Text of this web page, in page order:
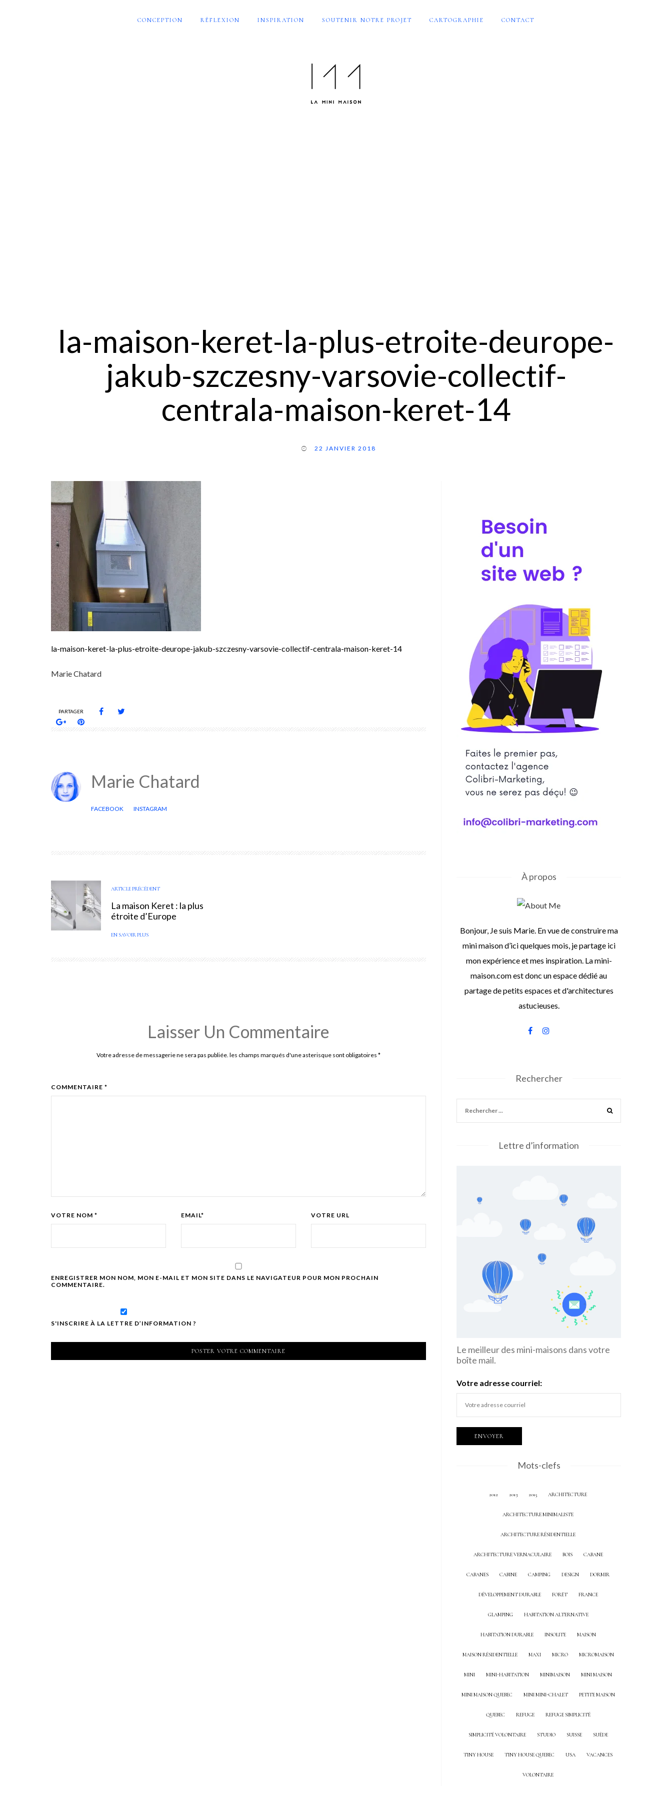
CONCEPTION RÉFLEXION INSPIRATION SOUTENIR NOTRE PROJET CARTOGRAPHIE CONTACT
la-maison-keret-la-plus-etroite-deurope-
jakub-szczesny-varsovie-collectif-
centrala-maison-keret-14
22 JANVIER 2018
la-maison-keret-la-plus-etroite-deurope-jakub-szczesny-varsovie-collectif-centrala-maison-keret-14
Marie Chatard
PARTAGER
Marie Chatard
FACEBOOK INSTAGRAM
ARTICLE PRÉCÉDENT
La maison Keret : la plus
étroite d’Europe
EN SAVOIR PLUS
Laisser Un Commentaire
Votre adresse de messagerie ne sera pas publiée. les champs marqués d'une asterisque sont obligatoires *
COMMENTAIRE *
VOTRE NOM * EMAIL* VOTRE URL
ENREGISTRER MON NOM, MON E-MAIL ET MON SITE DANS LE NAVIGATEUR POUR MON PROCHAIN
COMMENTAIRE.
S'INSCRIRE À LA LETTRE D’INFORMATION ?
À propos
Bonjour, Je suis Marie. En vue de construire ma
mini maison d’ici quelques mois, je partage ici
mon expérience et mes inspiration. La mini-
maison.com est donc un espace dédié au
partage de petits espaces et d'architectures
astucieuses.
Rechercher
Lettre d’information
Le meilleur des mini-maisons dans votre
boîte mail.
Votre adresse courriel:
Mots-clefs
2012 2013 2015 ARCHITECTURE
ARCHITECTURE MINIMALISTE
ARCHITECTURE RÉSIDENTIELLE
ARCHITECTURE VERNACULAIRE BOIS CABANE
CABANES CABINE CAMPING DESIGN DORMIR
DÉVELOPPEMENT DURABLE FORÊT FRANCE
GLAMPING HABITATION ALTERNATIVE
HABITATION DURABLE INSOLITE MAISON
MAISON RÉSIDENTIELLE MAXI MICRO MICROMAISON
MINI MINI-HABITATION MINIMAISON MINI MAISON
MINI MAISON QUEBEC MINI MINI-CHALET PETITE MAISON
QUEBEC REFUGE REFUGE SIMPLICITÉ
SIMPLICITÉ VOLONTAIRE STUDIO SUISSE SUÈDE
TINY HOUSE TINY HOUSE QUEBEC USA VACANCES
VOLONTAIRE